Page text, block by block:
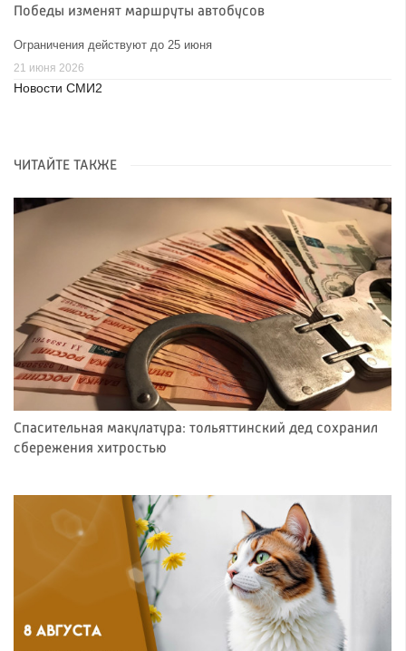
Победы изменят маршруты автобусов
Ограничения действуют до 25 июня
21 июня 2026
Новости СМИ2
ЧИТАЙТЕ ТАКЖЕ
Спасительная макулатура: тольяттинский дед сохранил
сбережения хитростью